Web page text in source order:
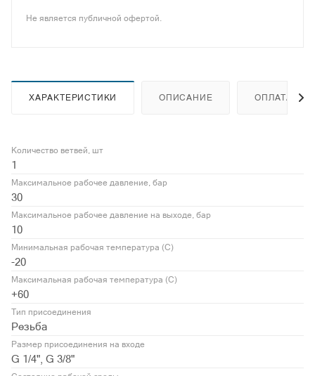
Не является публичной офертой.
ХАРАКТЕРИСТИКИ ОПИСАНИЕ ОПЛАТА
Количество ветвей, шт
1
Максимальное рабочее давление, бар
30
Максимальное рабочее давление на выходе, бар
10
Минимальная рабочая температура (С)
-20
Максимальная рабочая температура (С)
+60
Тип присоединения
Резьба
Размер присоединения на входе
G 1/4", G 3/8"